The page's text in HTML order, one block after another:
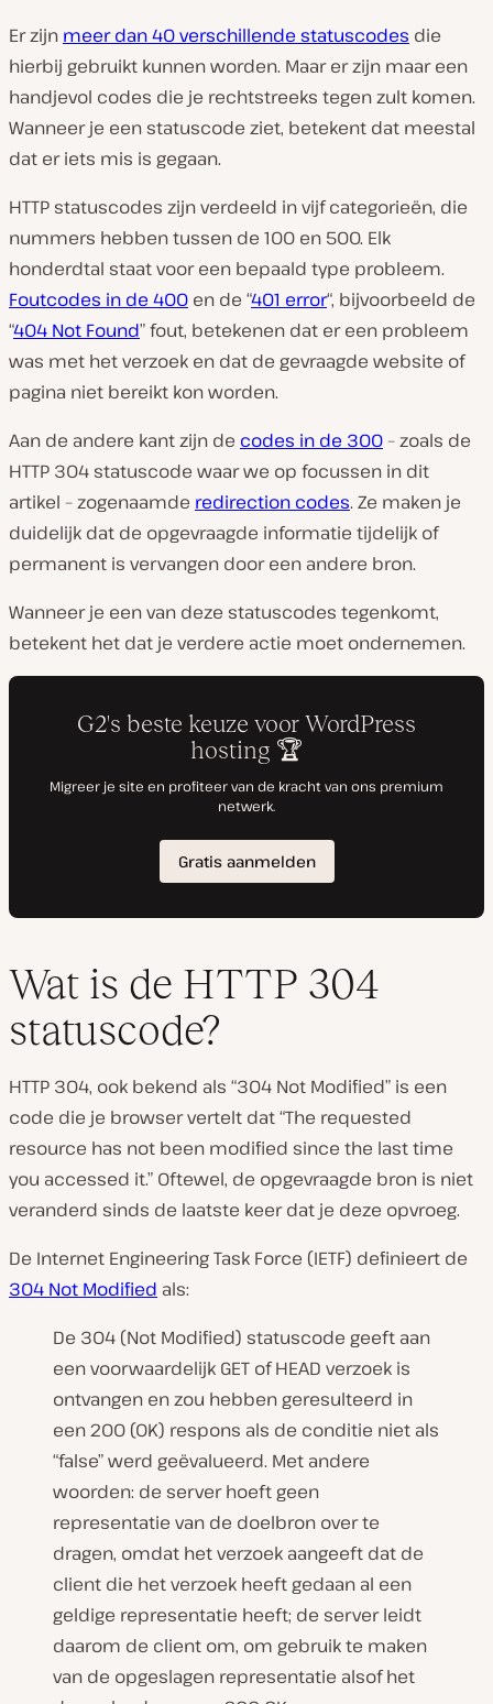
Er zijn meer dan 40 verschillende statuscodes die
hierbij gebruikt kunnen worden. Maar er zijn maar een
handjevol codes die je rechtstreeks tegen zult komen.
Wanneer je een statuscode ziet, betekent dat meestal
dat er iets mis is gegaan.
HTTP statuscodes zijn verdeeld in vijf categorieën, die
nummers hebben tussen de 100 en 500. Elk
honderdtal staat voor een bepaald type probleem.
Foutcodes in de 400 en de “401 error“, bijvoorbeeld de
“404 Not Found” fout, betekenen dat er een probleem
was met het verzoek en dat de gevraagde website of
pagina niet bereikt kon worden.
Aan de andere kant zijn de codes in de 300– zoals de
HTTP 304 statuscode waar we op focussen in dit
artikel – zogenaamde redirection codes. Ze maken je
duidelijk dat de opgevraagde informatie tijdelijk of
permanent is vervangen door een andere bron.
Wanneer je een van deze statuscodes tegenkomt,
betekent het dat je verdere actie moet ondernemen.
Wat is de HTTP 304
statuscode?
HTTP 304, ook bekend als “304 Not Modified” is een
code die je browser vertelt dat “The requested
resource has not been modified since the last time
you accessed it.” Oftewel, de opgevraagde bron is niet
veranderd sinds de laatste keer dat je deze opvroeg.
De Internet Engineering Task Force (IETF) definieert de
304 Not Modified als:
De 304 (Not Modified) statuscode geeft aan
een voorwaardelijk GET of HEAD verzoek is
ontvangen en zou hebben geresulteerd in
een 200 (OK) respons als de conditie niet als
“false” werd geëvalueerd. Met andere
woorden: de server hoeft geen
representatie van de doelbron over te
dragen, omdat het verzoek aangeeft dat de
client die het verzoek heeft gedaan al een
geldige representatie heeft; de server leidt
daarom de client om, om gebruik te maken
van de opgeslagen representatie alsof het